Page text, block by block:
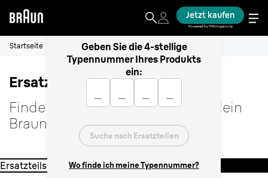
Jetzt kaufen
Powered by THG Ingenuity
Startseite
Ersatzteilsuche
Finde das richtige Ersatzteil für dein
Braun Produkt.
Ersatzteilsuche
Geben Sie die 4-stellige
Typennummer Ihres Produkts
ein:
Suche nach Ersatzteilen
Wo finde ich meine Typennummer?